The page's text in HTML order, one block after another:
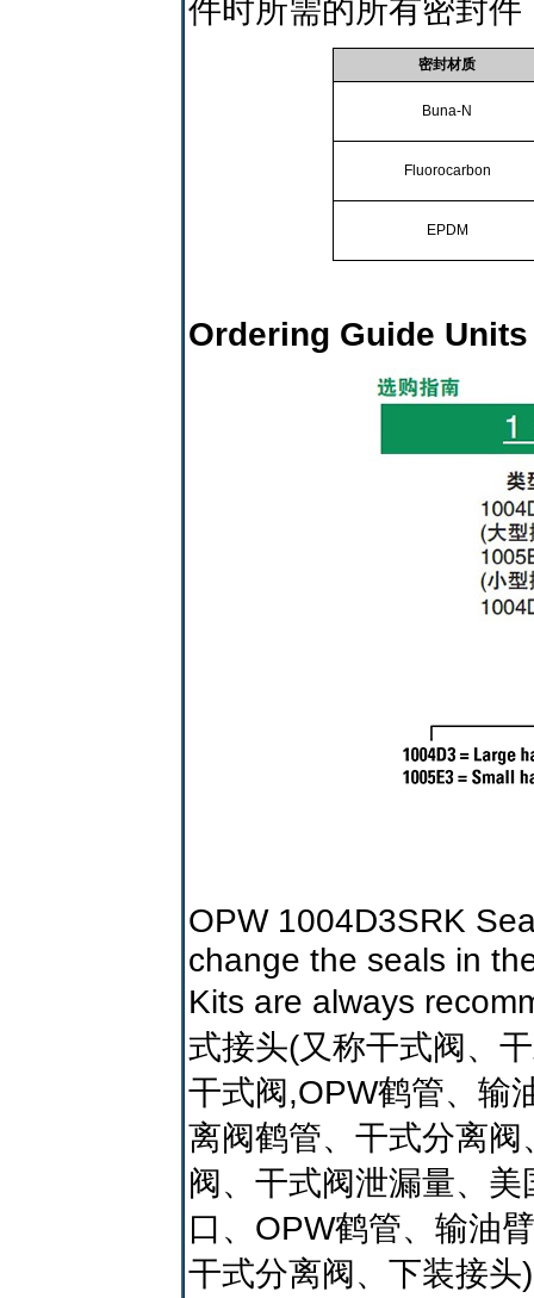
件时所需的所有密封
密封材质
Buna-N
Fluorocarbon
EPDM
Ordering Guide Units
OPW 1004D3SRK
change the seals in
Kits are always
式接头(又称干式阀、
干式阀,OPW鹤管、输
离阀鹤管、干式分离
阀、干式阀泄漏量、
口、OPW鹤管、输油
干式分离阀、下装接